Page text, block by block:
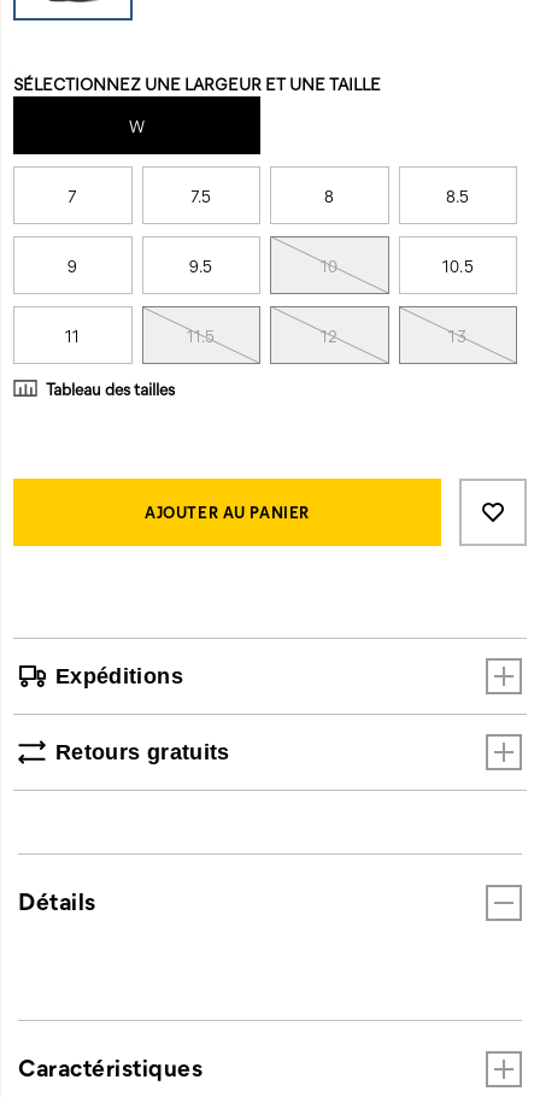
toe-
work-
boot/60513M.html
Variations
SÉLECTIONNEZ UNE LARGEUR ET UNE TAILLE
W
7 7.5 8 8.5
9 9.5 10 10.5
11 11.5 12 13
Tableau des tailles
Product
cart
AJOUTER AU PANIER
Expéditions
Retours gratuits
Détails
Caractéristiques